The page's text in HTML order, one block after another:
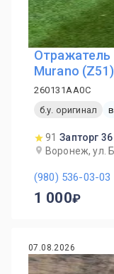
Отражатель
Murano
260131AA0C
б.у. оригинал
91 Запторг 36
Воронеж, ул.
(980) 536-03-03
1 000
07.08.2026